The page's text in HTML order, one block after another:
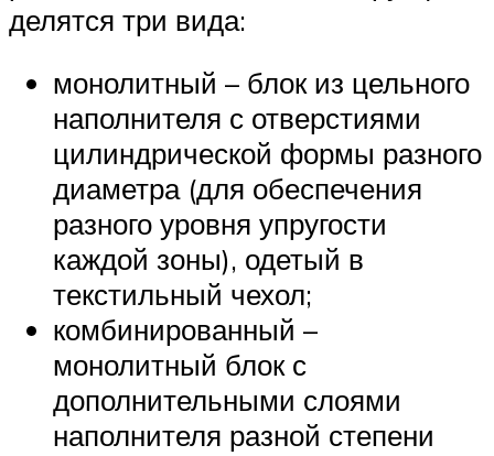
делятся три вида:
монолитный – блок из цельного
наполнителя с отверстиями
цилиндрической формы разного
диаметра (для обеспечения
разного уровня упругости
каждой зоны), одетый в
текстильный чехол;
комбинированный –
монолитный блок с
дополнительными слоями
наполнителя разной степени